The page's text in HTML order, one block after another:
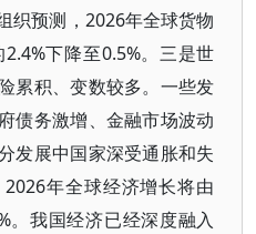
织预测，2026年全球货物
下降至0.5%。三是世
累积、变数较多。一些发
债务激增、金融市场波动
发展中国家深受通胀和失
年全球经济增长将由
。我国经济已经深度融入